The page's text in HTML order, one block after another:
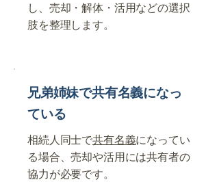
し、売却・解体・活用などの選択
肢を整理します。
兄弟姉妹で共有名義になっ
ている
相続人同士で共有名義になってい
る場合、売却や活用には共有者の
協力が必要です。